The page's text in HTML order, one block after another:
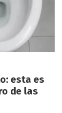
esta es
de las